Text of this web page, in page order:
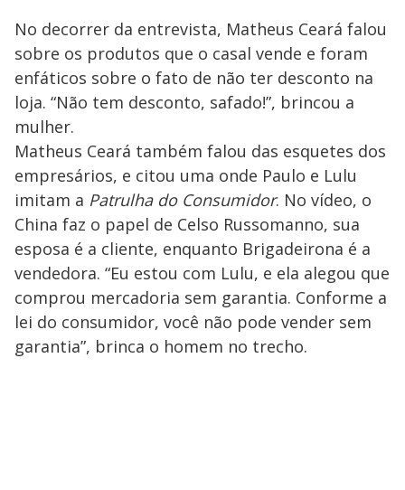
No decorrer da entrevista, Matheus Ceará falou
sobre os produtos que o casal vende e foram
enfáticos sobre o fato de não ter desconto na
loja. “Não tem desconto, safado!”, brincou a
mulher.
Matheus Ceará também falou das esquetes dos
empresários, e citou uma onde Paulo e Lulu
imitam a Patrulha do Consumidor. No vídeo, o
China faz o papel de Celso Russomanno, sua
esposa é a cliente, enquanto Brigadeirona é a
vendedora. “Eu estou com Lulu, e ela alegou que
comprou mercadoria sem garantia. Conforme a
lei do consumidor, você não pode vender sem
garantia”, brinca o homem no trecho.